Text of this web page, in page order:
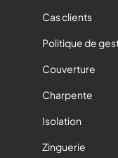
Cas clients
Politique de
Couverture
Charpente
Isolation
Zinguerie